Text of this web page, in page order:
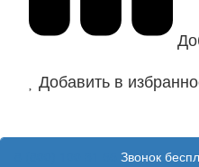
Добавить в
Звонок